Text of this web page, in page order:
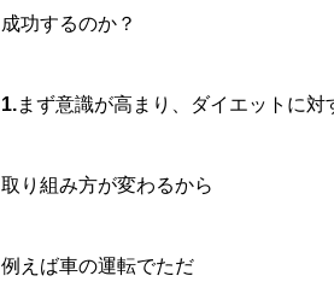
成功するのか？
1.まず意識が高まり、ダイエットに対
取り組み方が変わるから
例えば車の運転でただ